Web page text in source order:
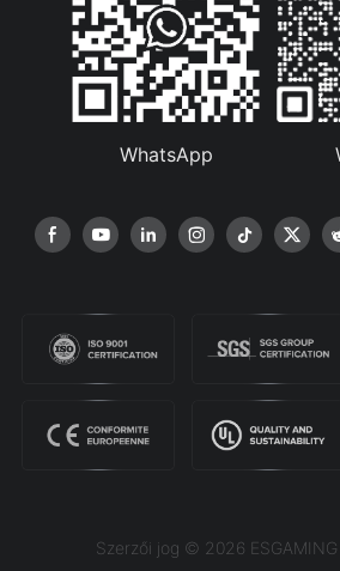
WhatsApp
Szerzői jog © 2026 ESGAMING |